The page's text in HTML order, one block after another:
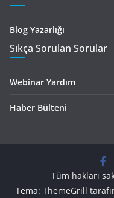
Blog Yazarlığı
Sıkça Sorulan Sorular
Webinar Yardım
Haber Bülteni
Tüm hakları
Tema: ThemeGrill